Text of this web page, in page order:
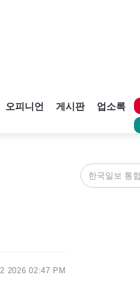
오피니언 게시판 업소록
2026 02:47 PM